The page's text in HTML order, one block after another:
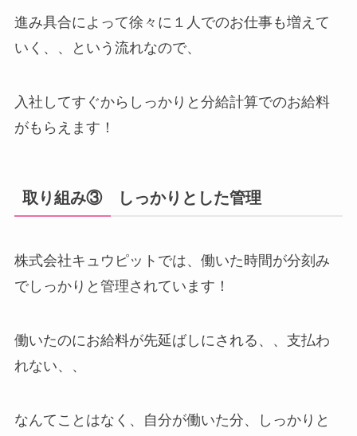
進み具合によって徐々に１人でのお仕事も増えて
いく、、という流れなので、
入社してすぐからしっかりと分給計算でのお給料
がもらえます！
取り組み③ しっかりとした管理
株式会社キュウピットでは、働いた時間が分刻み
でしっかりと管理されています！
働いたのにお給料が先延ばしにされる、、支払わ
れない、、
なんてことはなく、自分が働いた分、しっかりと